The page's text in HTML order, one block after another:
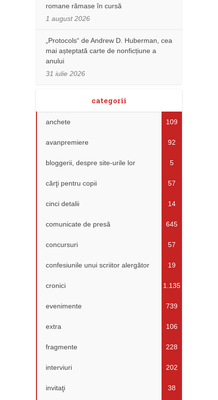
romane rămase în cursă
1 august 2026
„Protocols“ de Andrew D. Huberman, cea
mai așteptată carte de nonficțiune a
anului
31 iulie 2026
categorii
anchete 109
avanpremiere 92
bloggerii, despre site-urile lor 5
cărţi pentru copii 57
cinci detalii 14
comunicate de presă 645
concursuri 57
confesiunile unui scriitor alergător 19
cronici 1.135
evenimente 739
extra 106
fragmente 228
interviuri 202
invitaţi 38